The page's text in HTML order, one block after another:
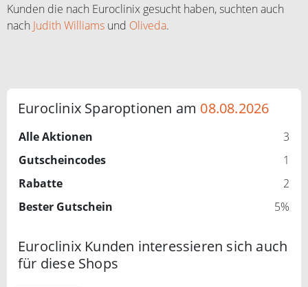
Kunden die nach Euroclinix gesucht haben, suchten auch
nach Judith Williams und Oliveda.
Euroclinix Sparoptionen am 08.08.2026
Alle Aktionen
3
Gutscheincodes
1
Rabatte
2
Bester Gutschein
5%
Euroclinix Kunden interessieren sich auch
für diese Shops